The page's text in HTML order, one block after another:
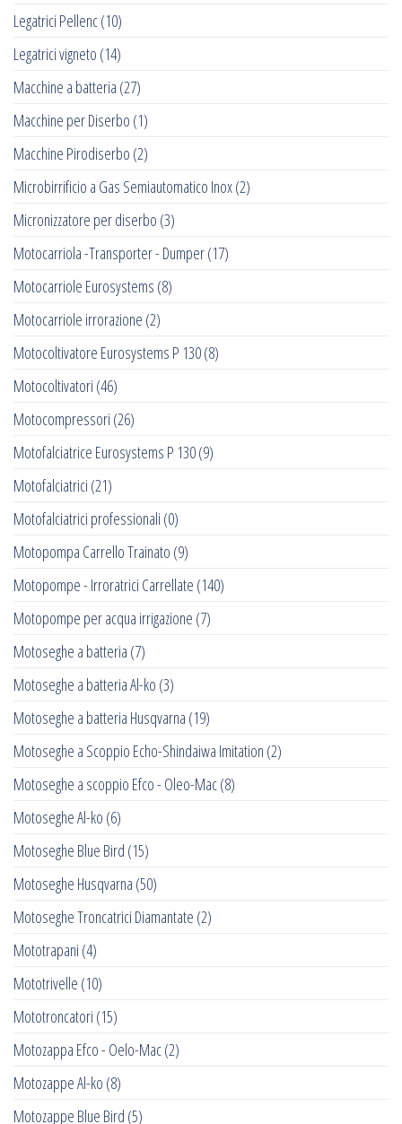
Legatrici Pellenc(10)
Legatrici vigneto (14)
Macchine a batteria (27)
Macchine per Diserbo (1)
Macchine Pirodiserbo (2)
Microbirrificio a Gas Semiautomatico Inox(2)
Micronizzatore per diserbo (3)
Motocarriola -Transporter - Dumper(17)
Motocarriole Eurosystems (8)
Motocarriole irrorazione (2)
Motocoltivatore Eurosystems P 130(8)
Motocoltivatori (46)
Motocompressori (26)
Motofalciatrice Eurosystems P 130(9)
Motofalciatrici (21)
Motofalciatrici professionali (0)
Motopompa Carrello Trainato (9)
Motopompe - Irroratrici Carrellate (140)
Motopompe per acqua irrigazione (7)
Motoseghe a batteria (7)
Motoseghe a batteria Al-ko (3)
Motoseghe a batteria Husqvarna (19)
Motoseghe a Scoppio Echo-Shindaiwa Imitation (2)
Motoseghe a scoppio Efco - Oleo-Mac(8)
Motoseghe Al-ko (6)
Motoseghe Blue Bird (15)
Motoseghe Husqvarna (50)
Motoseghe Troncatrici Diamantate (2)
Mototrapani (4)
Mototrivelle (10)
Mototroncatori (15)
Motozappa Efco - Oelo-Mac(2)
Motozappe Al-ko (8)
Motozappe Blue Bird (5)